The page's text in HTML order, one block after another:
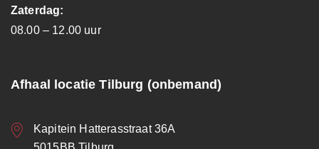
Zaterdag:
08.00 – 12.00 uur
Afhaal locatie Tilburg (onbemand)
Kapitein Hatterasstraat 36A